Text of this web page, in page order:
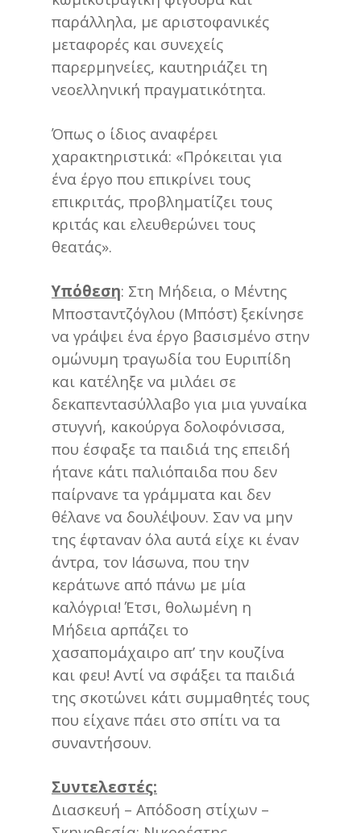
παράλληλα, με αριστοφανικές
μεταφορές και συνεχείς
παρερμηνείες, καυτηριάζει τη
νεοελληνική πραγματικότητα.
Όπως ο ίδιος αναφέρει
χαρακτηριστικά: «Πρόκειται για
ένα έργο που επικρίνει τους
επικριτάς, προβληματίζει τους
κριτάς και ελευθερώνει τους
θεατάς».
Υπόθεση: Στη Μήδεια, ο Μέντης
Μποσταντζόγλου (Μπόστ) ξεκίνησε
να γράψει ένα έργο βασισμένο στην
ομώνυμη τραγωδία του Ευριπίδη
και κατέληξε να μιλάει σε
δεκαπεντασύλλαβο για μια γυναίκα
στυγνή, κακούργα δολοφόνισσα,
που έσφαξε τα παιδιά της επειδή
ήτανε κάτι παλιόπαιδα που δεν
παίρνανε τα γράμματα και δεν
θέλανε να δουλέψουν. Σαν να μην
της έφταναν όλα αυτά είχε κι έναν
άντρα, τον Ιάσωνα, που την
κεράτωνε από πάνω με μία
καλόγρια! Έτσι, θολωμένη η
Μήδεια αρπάζει το
χασαπομάχαιρο απ’ την κουζίνα
και φευ! Αντί να σφάξει τα παιδιά
της σκοτώνει κάτι συμμαθητές τους
που είχανε πάει στο σπίτι να τα
συναντήσουν.
Συντελεστές:
Διασκευή – Απόδοση στίχων –